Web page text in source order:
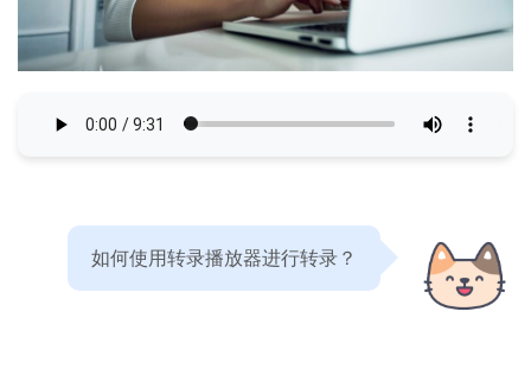
如何使用转录播放器进行转录？